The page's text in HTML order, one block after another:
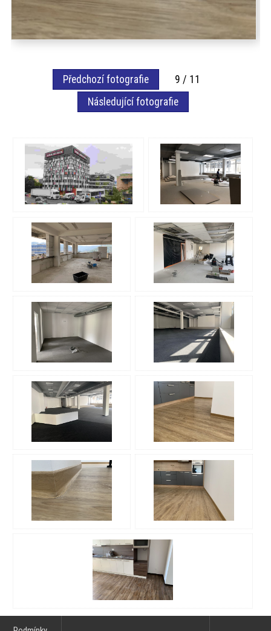
Předchozí fotografie
9 / 11
Následující fotografie